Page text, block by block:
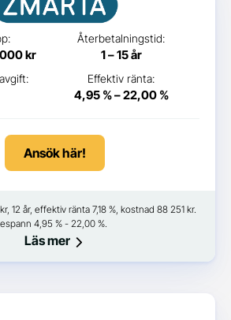
kr
Återbetalningstid:
1 – 15 år
Effektiv ränta:
4,95 % – 22,00 %
Ansök här!
12 år, effektiv ränta 7,18 %, kostnad 88 251 kr.
4,95 % - 22,00 %.
Läs mer